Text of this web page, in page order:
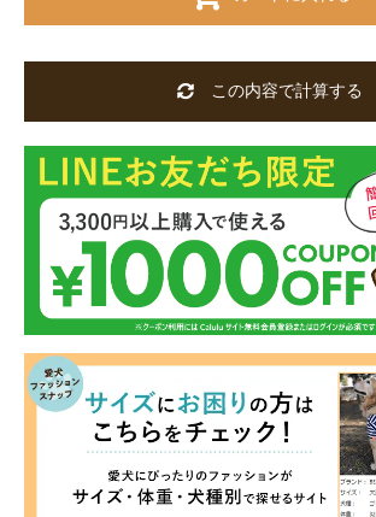
この内容で計算する